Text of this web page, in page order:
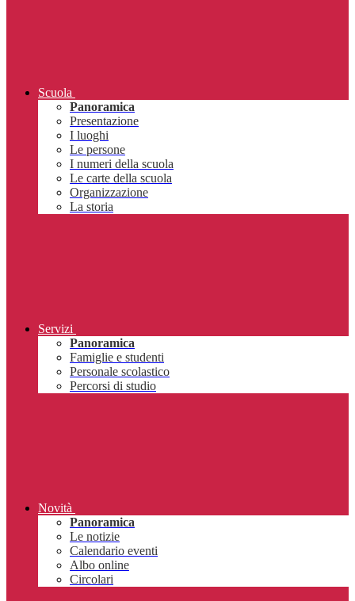
Scuola
Panoramica
Presentazione
I luoghi
Le persone
I numeri della scuola
Le carte della scuola
Organizzazione
La storia
Servizi
Panoramica
Famiglie e studenti
Personale scolastico
Percorsi di studio
Novità
Panoramica
Le notizie
Calendario eventi
Albo online
Circolari